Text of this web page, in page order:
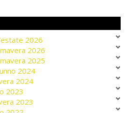
2026
2026
2025
2024
2024
2023
2023